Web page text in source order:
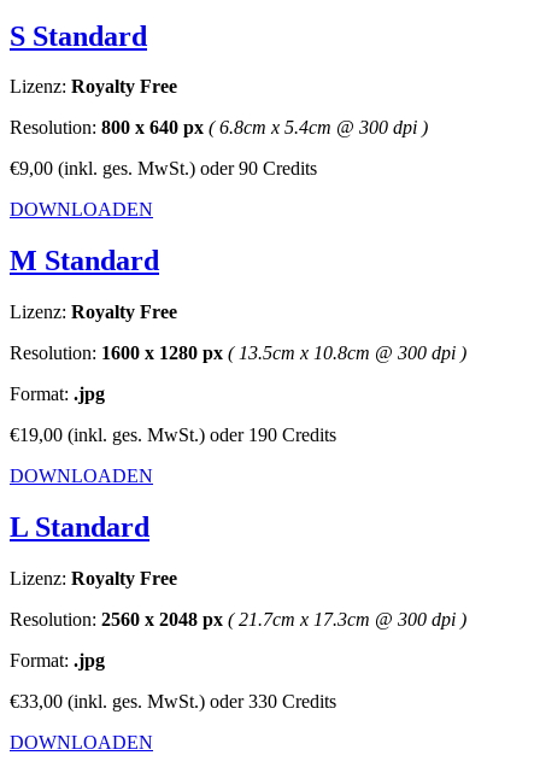
S Standard
Lizenz: Royalty Free
Resolution: 800 x 640 px ( 6.8cm x 5.4cm @ 300 dpi )
€9,00 (inkl. ges. MwSt.) oder90 Credits
DOWNLOADEN
M Standard
Lizenz: Royalty Free
Resolution: 1600 x 1280 px ( 13.5cm x 10.8cm @ 300 dpi )
Format: .jpg
€19,00 (inkl. ges. MwSt.) oder 190 Credits
DOWNLOADEN
L Standard
Lizenz: Royalty Free
Resolution: 2560 x 2048 px ( 21.7cm x 17.3cm @ 300 dpi )
Format: .jpg
€33,00 (inkl. ges. MwSt.) oder330 Credits
DOWNLOADEN